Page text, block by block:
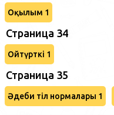
Оқылым 1
Страница 34
Ойтүрткі 1
Страница 35
Әдеби тіл нормалары 1